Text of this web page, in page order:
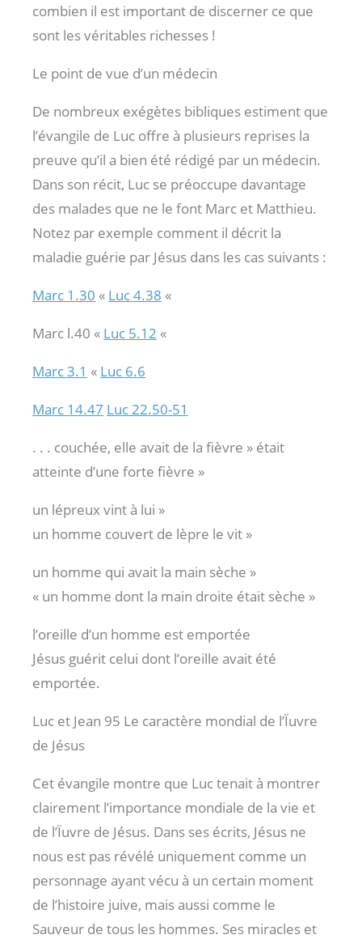
combien il est important de discerner ce que
sont les véritables richesses !
Le point de vue d’un médecin
De nombreux exégètes bibliques estiment que
l’évangile de Luc offre à plusieurs reprises la
preuve qu’il a bien été rédigé par un médecin.
Dans son récit, Luc se préoccupe davantage
des malades que ne le font Marc et Matthieu.
Notez par exemple comment il décrit la
maladie guérie par Jésus dans les cas suivants :
Marc 1.30 « Luc 4.38 «
Marc l.40 « Luc 5.12 «
Marc 3.1 « Luc 6.6
Marc 14.47 Luc 22.50-51
. . . couchée, elle avait de la fièvre » était
atteinte d’une forte fièvre »
un lépreux vint à lui »
un homme couvert de lèpre le vit »
un homme qui avait la main sèche »
« un homme dont la main droite était sèche »
l’oreille d’un homme est emportée
Jésus guérit celui dont l’oreille avait été
emportée.
Luc et Jean 95 Le caractère mondial de l’Ïuvre
de Jésus
Cet évangile montre que Luc tenait à montrer
clairement l’importance mondiale de la vie et
de l’Ïuvre de Jésus. Dans ses écrits, Jésus ne
nous est pas révélé uniquement comme un
personnage ayant vécu à un certain moment
de l’histoire juive, mais aussi comme le
Sauveur de tous les hommes. Ses miracles et